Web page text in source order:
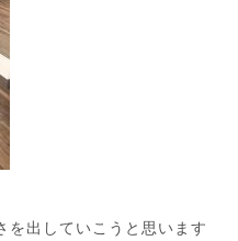
を出していこうと思います